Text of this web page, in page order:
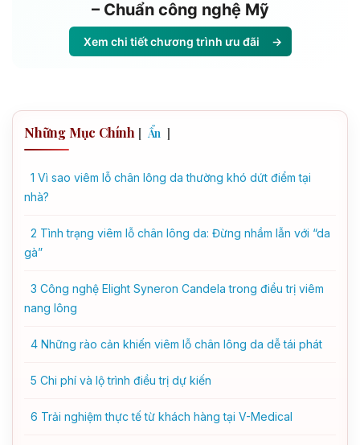
– Chuẩn công nghệ Mỹ
Xem chi tiết chương trình ưu đãi →
Những Mục Chính [ Ẩn ]
1 Vì sao viêm lỗ chân lông da thường khó dứt điểm tại
nhà?
2 Tình trạng viêm lỗ chân lông da: Đừng nhầm lẫn với “da
gà”
3 Công nghệ Elight Syneron Candela trong điều trị viêm
nang lông
4 Những rào cản khiến viêm lỗ chân lông da dễ tái phát
5 Chi phí và lộ trình điều trị dự kiến
6 Trải nghiệm thực tế từ khách hàng tại V-Medical